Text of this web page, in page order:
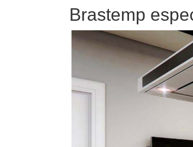
Brastemp